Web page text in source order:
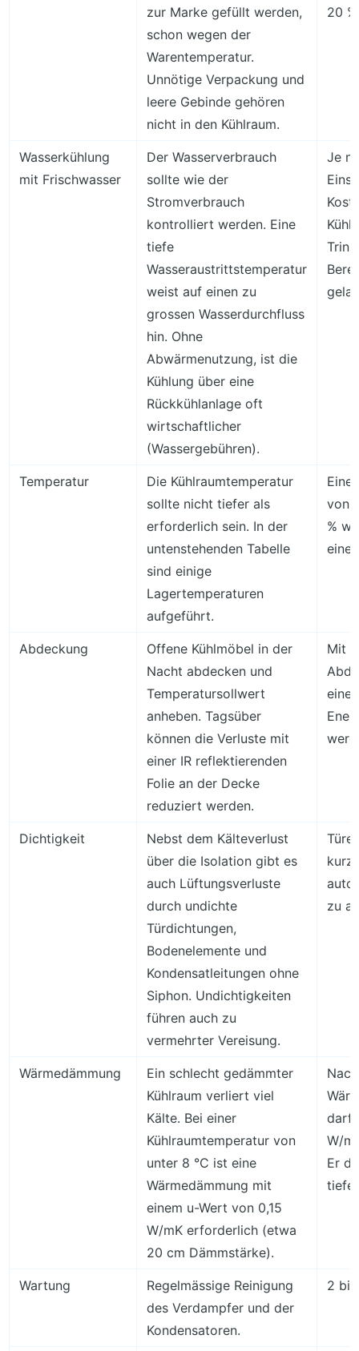
zur Marke gefüllt werden,
schon wegen der
Warentemperatur.
Unnötige Verpackung und
leere Gebinde gehören
nicht in den Kühlraum.
20
Wasserkühlung
mit Frischwasser
Der Wasserverbrauch
sollte wie der
Stromverbrauch
kontrolliert werden. Eine
tiefe
Wasseraustrittstemperatur
weist auf einen zu
grossen Wasserdurchfluss
hin. Ohne
Abwärmenutzung, ist die
Kühlung über eine
Rückkühlanlage oft
wirtschaftlicher
(Wassergebühren).
Je
Temperatur
Die Kühlraumtemperatur
sollte nicht tiefer als
erforderlich sein. In der
untenstehenden Tabelle
sind einige
Lagertemperaturen
aufgeführt.
Eine
von
%
eine
Abdeckung
Offene Kühlmöbel in der
Nacht abdecken und
Temperatursollwert
anheben. Tagsüber
können die Verluste mit
einer IR reflektierenden
Folie an der Decke
reduziert werden.
Mit
Dichtigkeit
Nebst dem Kälteverlust
über die Isolation gibt es
auch Lüftungsverluste
durch undichte
Türdichtungen,
Bodenelemente und
Kondensatleitungen ohne
Siphon. Undichtigkeiten
führen auch zu
vermehrter Vereisung.
zu
Wärmedämmung
Ein schlecht gedämmter
Kühlraum verliert viel
Kälte. Bei einer
Kühlraumtemperatur von
unter 8 °C ist eine
Wärmedämmung mit
einem u-Wert von 0,15
W/mK erforderlich (etwa
20 cm Dämmstärke).
darf
W/
Er
Wartung
Regelmässige Reinigung
des Verdampfer und der
Kondensatoren.
2